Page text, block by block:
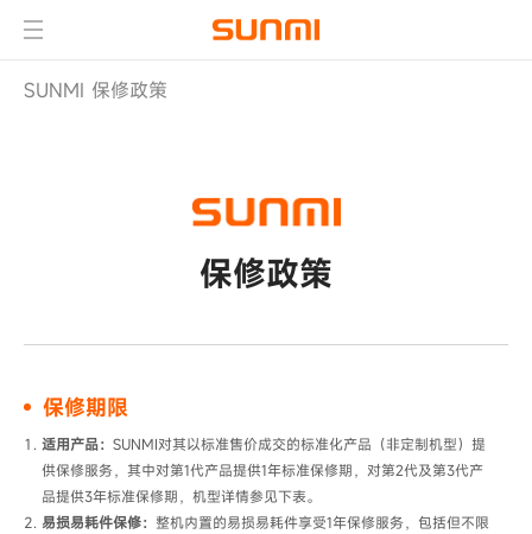
SUNMI 保修政策
保修政策
保修期限
适用产品： SUNMI对其以标准售价成交的标准化产品（非定制机型）提
供保修服务，其中对第1代产品提供1年标准保修期，对第2代及第3代产
品提供3年标准保修期，机型详情参见下表。
易损易耗件保修： 整机内置的​易损易耗件​享受1年保修服务，包括但不限